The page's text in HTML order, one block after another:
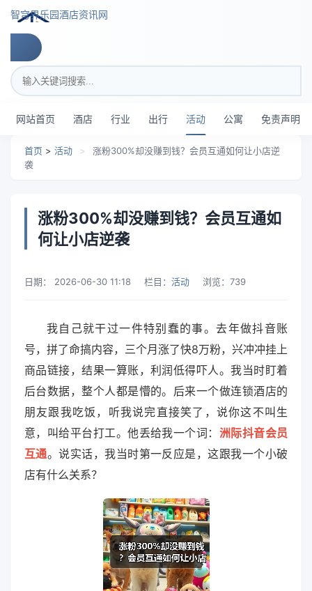
智穹界乐园酒店资讯网
搜索关键词
网站首页 酒店 行业 出行 活动 公寓 免责声明
首页 > 活动 >
涨粉300%却没赚到钱？会员互通如何让小店逆
袭
涨粉300%却没赚到钱？会员互通如
何让小店逆袭
日期： 2026-06-30 11:18 栏目： 活动 浏览： 739
我自己就干过一件特别蠢的事。去年做抖音账
号，拼了命搞内容，三个月涨了快8万粉，兴冲冲挂上
商品链接，结果一算账，利润低得吓人。我当时盯着
后台数据，整个人都是懵的。后来一个做连锁酒店的
朋友跟我吃饭，听我说完直接笑了，说你这不叫生
意，叫给平台打工。他丢给我一个词： 洲际抖音会员
互通。说实话，我当时第一反应是，这跟我一个小破
店有什么关系？